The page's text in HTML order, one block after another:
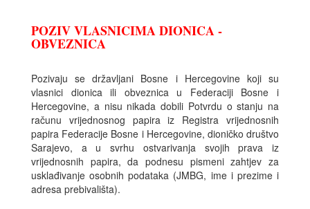
POZIV VLASNICIMA DIONICA -
OBVEZNICA
Pozivaju se državljani Bosne i Hercegovine koji su
vlasnici dionica ili obveznica u Federaciji Bosne i
Hercegovine, a nisu nikada dobili Potvrdu o stanju na
računu vrijednosnog papira iz Registra vrijednosnih
papira Federacije Bosne i Hercegovine, dioničko društvo
Sarajevo, a u svrhu ostvarivanja svojih prava iz
vrijednosnih papira, da podnesu pismeni zahtjev za
usklađivanje osobnih podataka (JMBG, ime i prezime i
adresa prebivališta).